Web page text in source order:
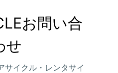
お問い合
せ
サイクル・レンタサイ